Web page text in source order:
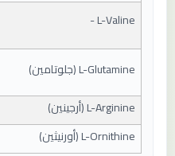
- L-Valine
L-Glutamine ( جلوتامين)
L-Arginine ( أرجينين)
L-Ornithine ( أورنيثين)